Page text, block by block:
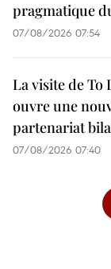
pragmatique
07/08/2026 07:54
La visite de To
ouvre une
partenariat
07/08/2026 07:40